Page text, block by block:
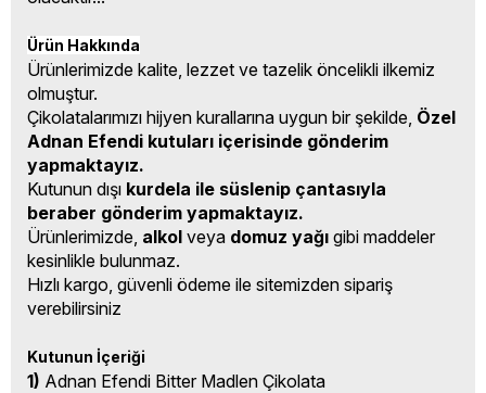
Ürün Hakkında
Ürünlerimizde kalite, lezzet ve tazelik öncelikli ilkemiz
olmuştur.
Çikolatalarımızı hijyen kurallarına uygun bir şekilde, Özel
Adnan Efendi kutuları içerisinde gönderim
yapmaktayız.
Kutunun dışı kurdela ile süslenip çantasıyla
beraber gönderim yapmaktayız.
Ürünlerimizde, alkol veya domuz yağı gibi maddeler
kesinlikle bulunmaz.
Hızlı kargo, güvenli ödeme ile sitemizden sipariş
verebilirsiniz
Kutunun İçeriği
1) Adnan Efendi Bitter Madlen Çikolata